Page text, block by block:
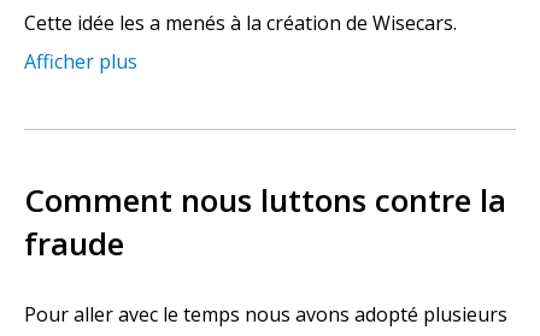
Cette idée les a menés à la création de Wisecars.
Afficher plus
Comment nous luttons contre la
fraude
Pour aller avec le temps nous avons adopté plusieurs